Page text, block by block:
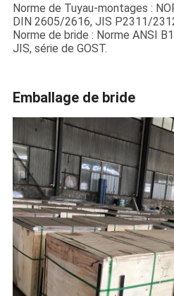
Norme de Tuyau-montages :
DIN 2605/2616, JIS P2311/
Norme de bride : Norme ANSI
JIS, série de GOST.
Emballage de bride